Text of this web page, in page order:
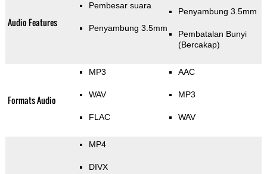
Audio Features
Pembesar suara
Penyambung 3.5mm
Penyambung 3.5mm
Pembatalan Bunyi
(Bercakap)
Formats Audio
MP3
WAV
FLAC
AAC
MP3
WAV
MP4
DIVX